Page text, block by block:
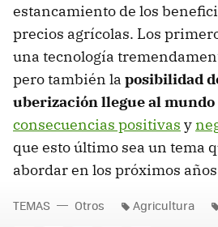
estancamiento de los
precios agrícolas. Los
una tecnología
pero también la posibilidad
uberización llegue al
consecuencias positivas y
que esto último sea un tema
abordar en los próximos
TEMAS Otros Agricultura